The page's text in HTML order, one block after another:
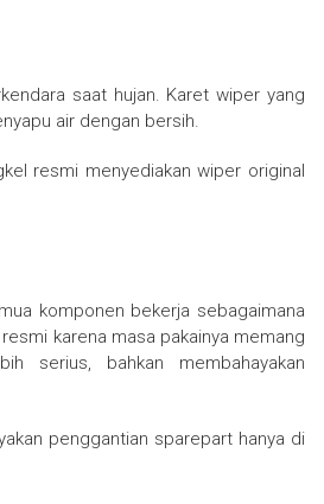
saat hujan. Karet wiper yang
air dengan bersih.
resmi menyediakan wiper original
komponen bekerja sebagaimana
karena masa pakainya memang
serius, bahkan membahayakan
penggantian sparepart hanya di